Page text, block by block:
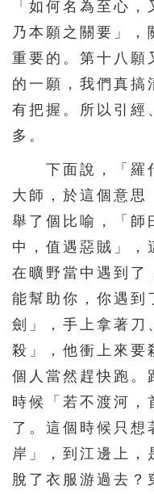
391 392
396 397
406 407
416 417
421 422
426 427
431 432
442
447
451 452
456 457
466 467
「如何名為至心
乃本願之關要」，
重要的。第十八願
的一願，我們真搞
有把握。所以引經
多。
下面說，「羅什
大師，於這個意思
舉了個比喻，「師
中，值遇惡賊」，
在曠野當中遇到了
能幫助你，你遇到
劍」，手上拿著刀
殺」，他衝上來要
個人當然趕快跑。
時候「若不渡河，
了。這個時候只想
岸」，到江邊上，
脫了衣服游過去？